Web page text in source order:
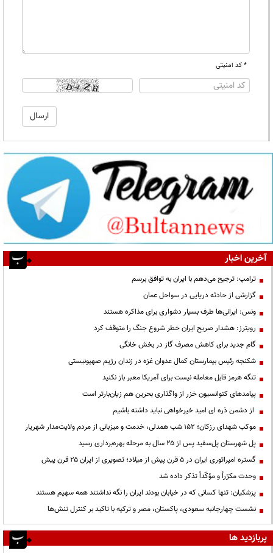
* کد امنیتی
آخرین اخبار
ترامپ: ترجیح می‌دهم با ایران به توافق برسم
گزارشی از حادثه دریایی در سواحل عمان
ونس: ایرانی‌ها طرف بسیار دشواری برای مذاکره هستند
رویترز: هشدار صریح ایران خطر شروع جنگ را متوقف کرد
گام جدید برای کاهش مصرف گاز در بخش خانگی
شکنجه رئیس بیمارستان کمال عدوان غزه در زندان رژیم صهیونیستی
تنگه هرمز قابل معامله نیست برای آمریکا معبر باز نکنید
پیامدهای کنوانسیون خزر از واگذاری بحرین هم زیان‌بارتر است
از دشمن ذره ای امید خیرخواهی نباید داشته باشیم
موکب شهدای رزکان؛ ۱۵۲ شب همدلی، خدمت و میزبانی از مردم ولایت‌مدار شهریار
پل شهرستان پل‌سفید پس از ۲۵ سال به مرحله بهره‌برداری رسید
گستره امپراتوری ایران در ۵ قرن پیش از میلاد؛ تصویری از ایران ۲۵ قرن پیش
وحدت مکرّراً و مؤکّداً تذکر داده شد
پزشکیان: تنها کسانی که در خیابان بودند ایران را نگه نداشتند همه سهیم هستند
نشست چهارجانبه سعودی، پاکستان، مصر و ترکیه با تاکید بر کنترل تنش‌ها
پربازدید ها